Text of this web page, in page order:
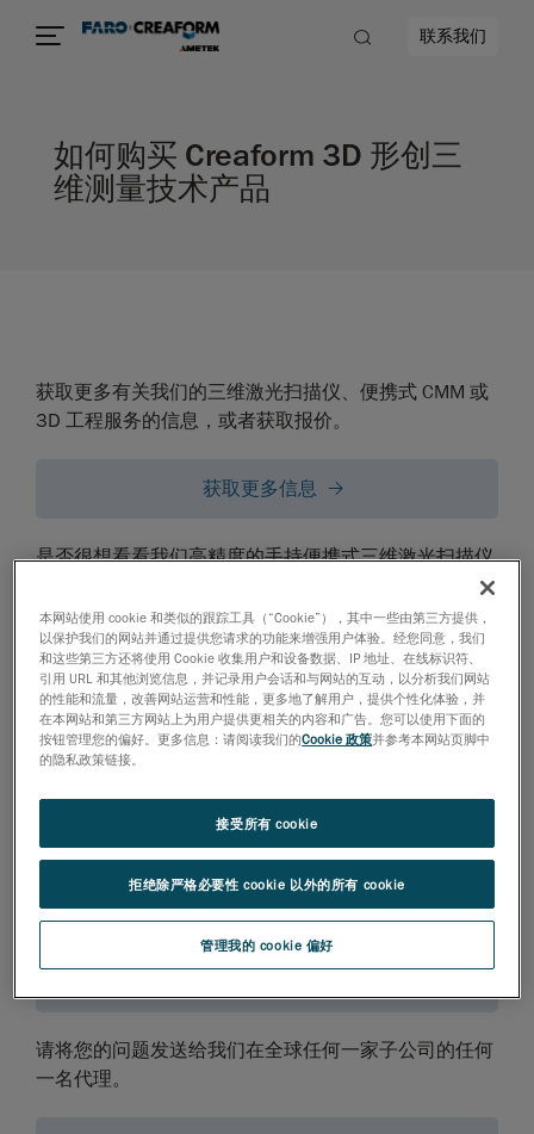
联系我们
如何购买 Creaform 3D 形创三
维测量技术产品
获取更多有关我们的三维激光扫描仪、便携式 CMM 或
3D 工程服务的信息，或者获取报价。
获取更多信息
是否很想看看我们高精度的手持便携式三维激光扫描仪
申请免费演示
访问该页面以查找您所在区域的 Creaform 形创产品经
销商。
查找附近 Creaform 形创产品经销商
您是否觉得 Creaform 形创技术产品可以满足客户的要
求？ 成为经销商！
请将您的问题发送给我们在全球任何一家子公司的任何
一名代理。
本网站使用 cookie 和类似的跟踪工具（“Cookie”），其中一些由第三方提供，
以保护我们的网站并通过提供您请求的功能来增强用户体验。经您同意，我们
和这些第三方还将使用 Cookie 收集用户和设备数据、IP 地址、在线标识符、
引用 URL 和其他浏览信息，并记录用户会话和与网站的互动，以分析我们网站
的性能和流量，改善网站运营和性能，更多地了解用户，提供个性化体验，并
在本网站和第三方网站上为用户提供更相关的内容和广告。您可以使用下面的
按钮管理您的偏好。更多信息：请阅读我们的Cookie 政策并参考本网站页脚中
的隐私政策链接。
管理我的 cookie 偏好
拒绝除严格必要性 cookie 以外的所有 cookie
接受所有 cookie